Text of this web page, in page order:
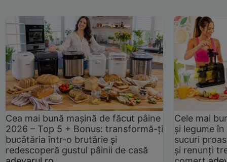
Cea mai bună mașină de făcut pâine
2026 – Top 5 + Bonus: transformă-ți
bucătăria într-o brutărie și
redescoperă gustul pâinii de casă
Cele mai
și legume
sucuri
și renunți